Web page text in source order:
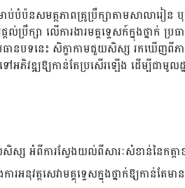
ាប់បំប៉នសមត្ថភាពគ្រូប្រឹក្សាតាមសាលារៀន
តល់ប្រឹក្សា លើការងារមគ្គទ្ទេសក៍ក្នុងថ្នាក់
ធានបទនេះ សិក្ខាកាមជួយសិស្ស រកឃើញពី
ភិវឌ្ឍឱ្យកាន់តែប្រសើរឡើង ដើម្បីជាមូលដ្
ស អំពីការស្វែងយល់ពីសារៈសំខាន់នៃកត្តា
អនុវត្តសេវាមគ្គុទ្ទេសក្នុងថ្នាក់ឱ្យកាន់តែមា